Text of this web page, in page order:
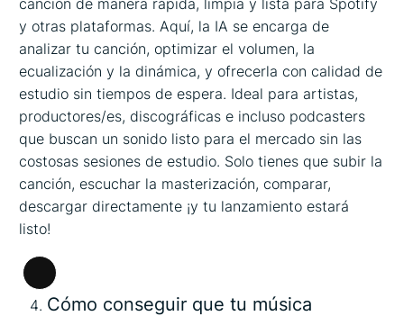
y otras plataformas. Aquí, la IA se encarga de
analizar tu canción, optimizar el volumen, la
ecualización y la dinámica, y ofrecerla con calidad de
estudio sin tiempos de espera. Ideal para artistas,
productores/es, discográficas e incluso podcasters
que buscan un sonido listo para el mercado sin las
costosas sesiones de estudio. Solo tienes que subir la
canción, escuchar la masterización, comparar,
descargar directamente ¡y tu lanzamiento estará
listo!
Larga
descripción
Cómo conseguir que tu música